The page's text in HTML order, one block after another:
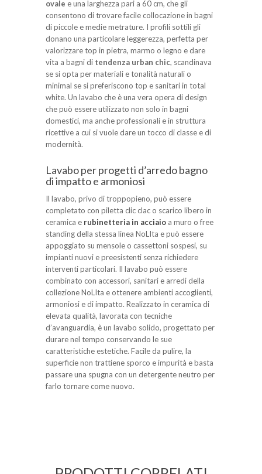
ovale e una larghezza pari a 60 cm, che gli
consentono di trovare facile collocazione in bagni
di piccole e medie metrature. I profili sottili gli
donano una particolare leggerezza, perfetta per
valorizzare top in pietra, marmo o legno e dare
vita a bagni di tendenza urban chic, scandinava
se si opta per materiali e tonalità naturali o
minimal se si preferiscono top e sanitari in total
white. Un lavabo che è una vera opera di design
che può essere utilizzato non solo in bagni
domestici, ma anche professionali e in struttura
ricettive a cui si vuole dare un tocco di classe e di
modernità.
Lavabo per progetti d’arredo bagno
di impatto e armoniosi
Il lavabo, privo di troppopieno, può essere
completato con piletta clic clac o scarico libero in
ceramica e rubinetteria in acciaio a muro o free
standing della stessa linea NoLIta e può essere
appoggiato su mensole o cassettoni sospesi, su
impianti nuovi e preesistenti senza richiedere
interventi particolari. Il lavabo può essere
combinato con accessori, sanitari e arredi della
collezione NoLIta e ottenere ambienti accoglienti,
armoniosi e di impatto. Realizzato in ceramica di
elevata qualità, lavorata con tecniche
d’avanguardia, è un lavabo solido, progettato per
durare nel tempo conservando le sue
caratteristiche estetiche. Facile da pulire, la
superficie non trattiene sporco e impurità e basta
passare una spugna con un detergente neutro per
farlo tornare come nuovo.